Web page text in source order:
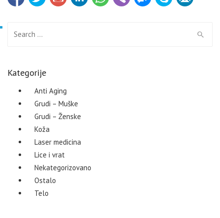
Kategorije
Anti Aging
Grudi – Muške
Grudi – Ženske
Koža
Laser medicina
Lice i vrat
Nekategorizovano
Ostalo
Telo